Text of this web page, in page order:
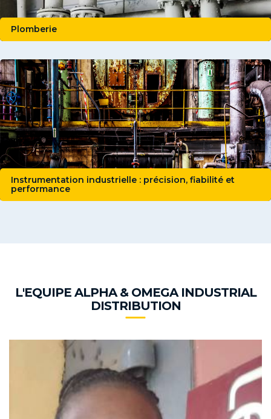
Plomberie
Instrumentation industrielle : précision, fiabilité et
performance
L'EQUIPE ALPHA & OMEGA INDUSTRIAL
DISTRIBUTION